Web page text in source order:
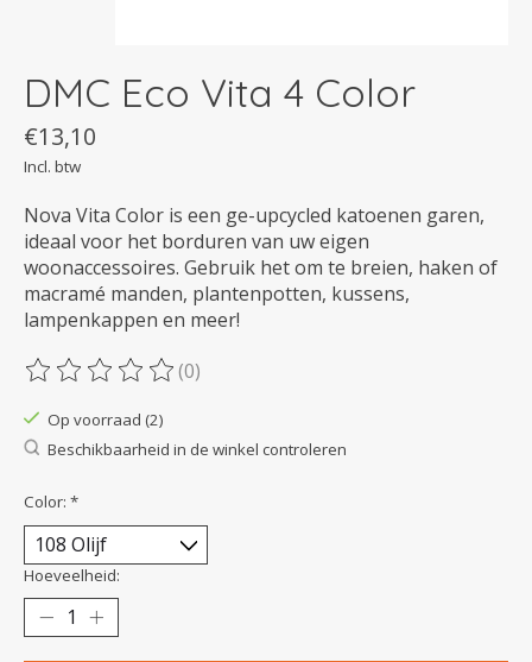
DMC Eco Vita 4 Color
€13,10
Incl. btw
Nova Vita Color is een ge-upcycled katoenen garen,
ideaal voor het borduren van uw eigen
woonaccessoires. Gebruik het om te breien, haken of
macramé manden, plantenpotten, kussens,
lampenkappen en meer!
De beoordeling van dit product is
(0)
Op voorraad (2)
Beschikbaarheid in de winkel controleren
Color: *
Hoeveelheid: